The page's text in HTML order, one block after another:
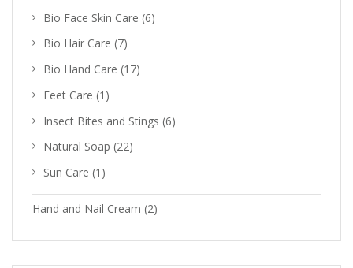
Bio Face Skin Care (6)
Bio Hair Care (7)
Bio Hand Care (17)
Feet Care (1)
Insect Bites and Stings (6)
Natural Soap (22)
Sun Care (1)
Hand and Nail Cream (2)